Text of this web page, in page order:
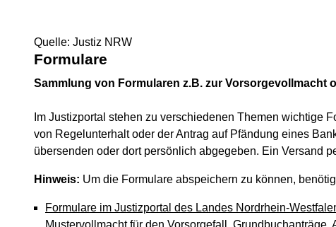
Quelle: Justiz NRW
Formulare
Sammlung von Formularen z.B. zur Vorsorgevollmacht
Im Justizportal stehen zu verschiedenen Themen wichtige
von Regelunterhalt oder der Antrag auf Pfändung eines
übersenden oder dort persönlich abgegeben. Ein Versand
Hinweis: Um die Formulare abspeichern zu können,
Formulare im Justizportal des Landes Nordrhein-
Mustervollmacht für den Vorsorgefall,